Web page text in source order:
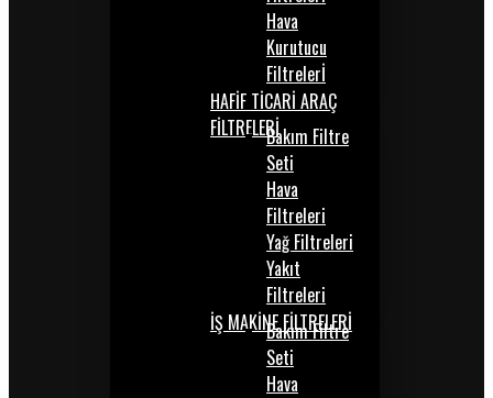
Hava
Kurutucu
Filtrelerİ
HAFİF TİCARİ ARAÇ
FİLTRELERİBakım Filtre
Seti
Hava
Filtreleri
Yağ Filtreleri
Yakıt
Filtreleri
İŞ MAKİNE FİLTRELERİ
Bakım Filtre
Seti
Hava